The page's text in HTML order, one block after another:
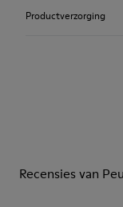
Productverzorging
Recensies van Peu